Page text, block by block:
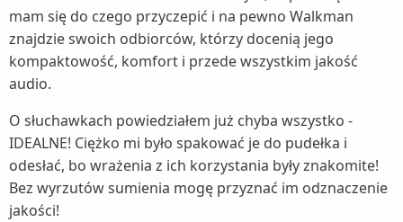
mam się do czego przyczepić i na pewno Walkman
znajdzie swoich odbiorców, którzy docenią jego
kompaktowość, komfort i przede wszystkim jakość
audio.
O słuchawkach powiedziałem już chyba wszystko -
IDEALNE! Ciężko mi było spakować je do pudełka i
odesłać, bo wrażenia z ich korzystania były znakomite!
Bez wyrzutów sumienia mogę przyznać im odznaczenie
jakości!